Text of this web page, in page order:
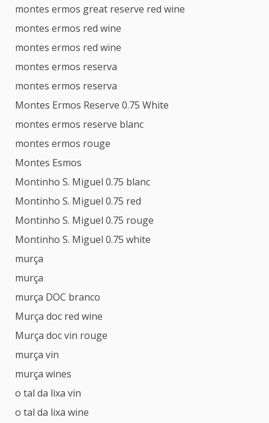
montes ermos great reserve red wine
montes ermos red wine
montes ermos red wine
montes ermos reserva
montes ermos reserva
Montes Ermos Reserve 0.75 White
montes ermos reserve blanc
montes ermos rouge
Montes Esmos
Montinho S. Miguel 0.75 blanc
Montinho S. Miguel 0.75 red
Montinho S. Miguel 0.75 rouge
Montinho S. Miguel 0.75 white
murça
murça
murça DOC branco
Murça doc red wine
Murça doc vin rouge
murça vin
murça wines
o tal da lixa vin
o tal da lixa wine